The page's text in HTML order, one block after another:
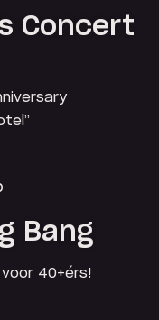
Concert
Bang
40+érs!